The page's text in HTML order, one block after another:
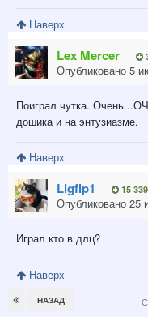
Наверх
Lex Mercer
Опубликовано 5
Поиграл чутка.
дошика и на энтузиазме.
Наверх
Ligfip1 15 339
Опубликовано 25
Играл кто в длц?
Наверх
НАЗАД